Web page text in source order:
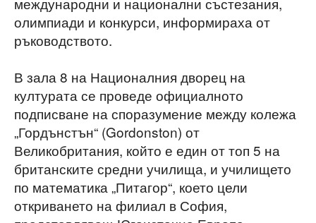
олимпиади и конкурси, информираха от
ръководството.
В зала 8 на Националния дворец на
културата се проведе официалното
подписване на споразумение между колежа
„Гордънстън“ (Gordonston) от
Великобритания, който е един от топ 5 на
британските средни училища, и училището
по математика „Питагор“, което цели
откриването на филиал в София,